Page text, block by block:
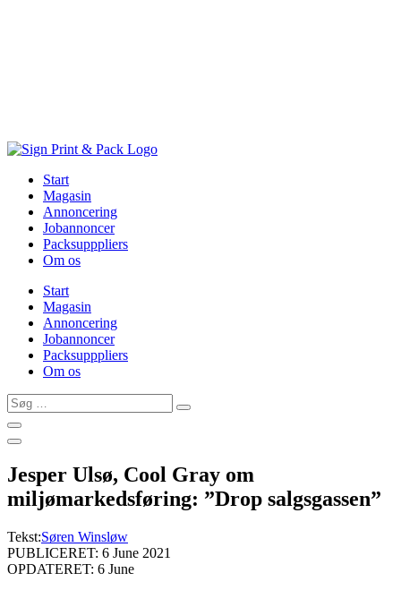
Start
Magasin
Annoncering
Jobannoncer
Packsupppliers
Om os
Start
Magasin
Annoncering
Jobannoncer
Packsupppliers
Om os
Søg
…
Jesper Ulsø, Cool Gray om
miljømarkedsføring: ”Drop salgsgassen”
Tekst:Søren Winsløw
PUBLICERET: 6 June 2021
OPDATERET: 6 June